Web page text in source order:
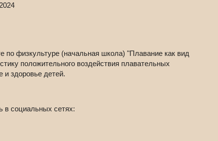
по физкультуре (начальная школа) "Плавание как вид
положительного воздействия плавательных
и здоровье детей.
в социальных сетях: